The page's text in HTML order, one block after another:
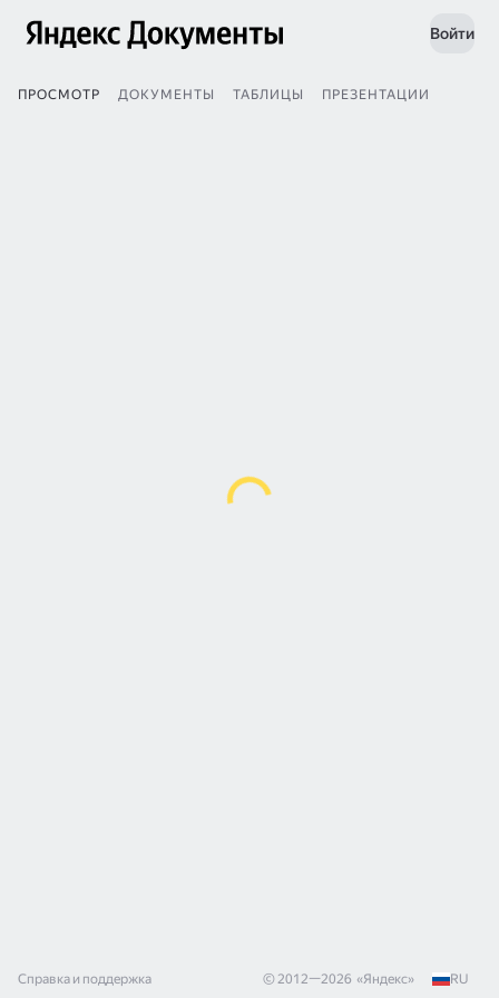
Войти
ПРОСМОТР ДОКУМЕНТЫ ТАБЛИЦЫ ПРЕЗЕНТАЦИИ
Справка и поддержка © 2012—2026 «Яндекс» RU